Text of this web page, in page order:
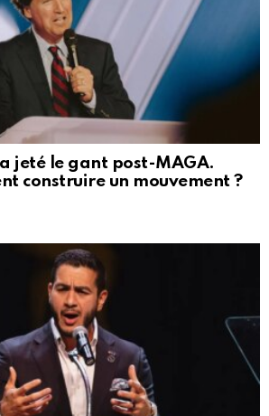
jeté le gant post-MAGA.
construire un mouvement ?